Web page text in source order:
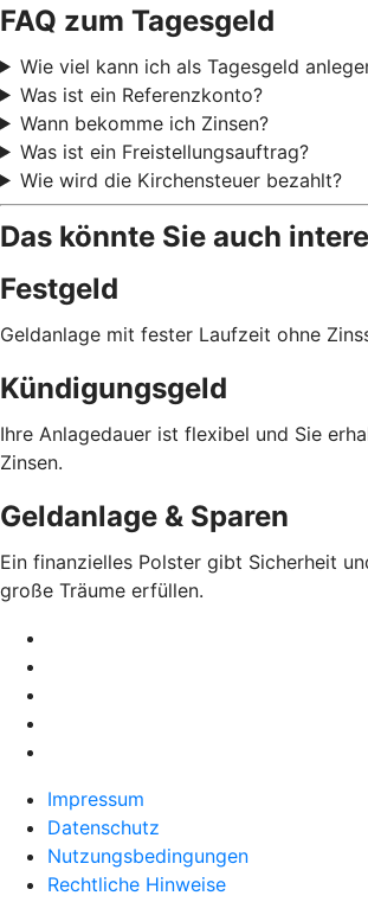
FAQ zum Tagesgeld
Wie viel kann ich als Tagesgeld
Was ist ein Referenzkonto?
Wann bekomme ich Zinsen?
Was ist ein Freistellungsauftrag?
Wie wird die Kirchensteuer bezahlt?
Das könnte Sie auch
Festgeld
Geldanlage mit fester Laufzeit ohne
Kündigungsgeld
Ihre Anlagedauer ist flexibel und Sie
Zinsen.
Geldanlage & Sparen
Ein finanzielles Polster gibt Sicherheit
große Träume erfüllen.
Impressum
Datenschutz
Nutzungsbedingungen
Rechtliche Hinweise